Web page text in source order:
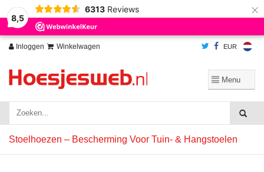
8,5
6313 Reviews ×
Inloggen Winkelwagen EUR
Stoelhoezen – Bescherming Voor Tuin- & Hangstoelen
Wij slaan cookies op om onze website te verbeteren. Is dat akkoord?
Ja
Nee